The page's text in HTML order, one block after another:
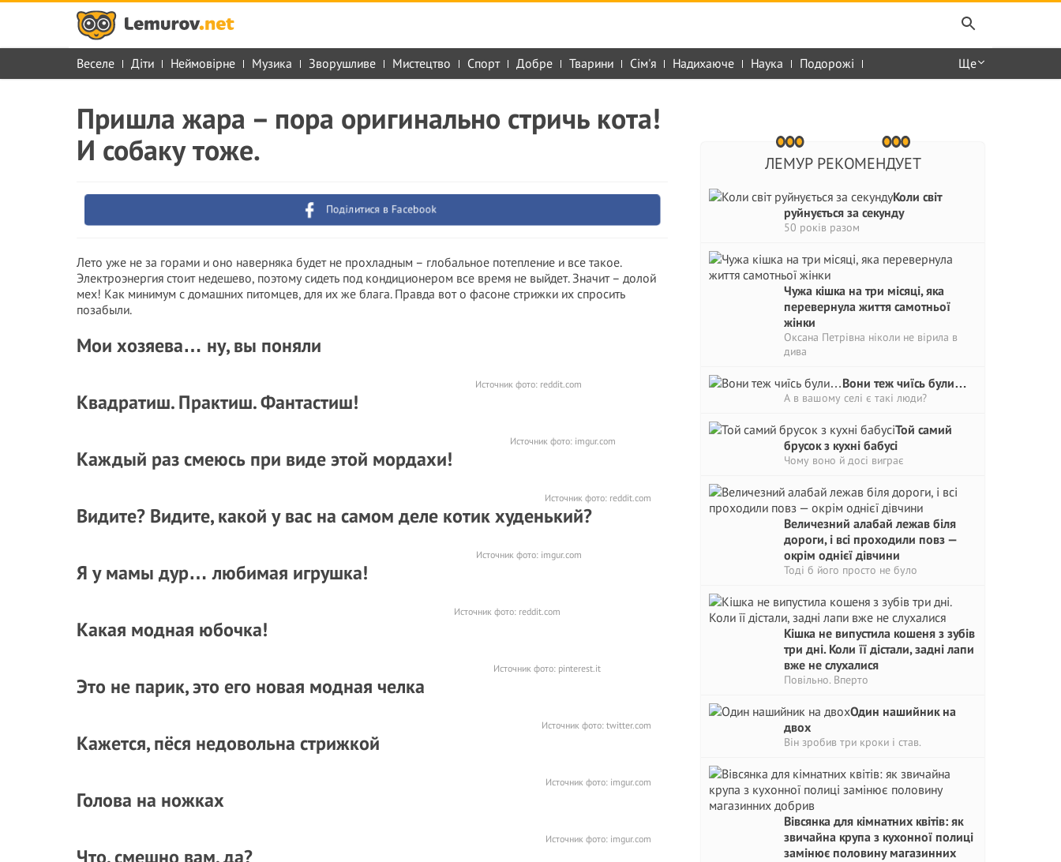
Веселе Діти Неймовірне Музика Зворушливе Мистецтво Спорт Добре Тварини Сім'я Надихаюче Наука Подорожі Ще
ЛЕМУР РЕКОМЕНДУЕТ
Коли світ
руйнується за секунду
50 років разом
Чужа кішка на три місяці, яка
перевернула життя самотньої
жінки
Оксана Петрівна ніколи не вірила в
дива
Вони теж чиїсь були…
А в вашому селі є такі люди?
Той самий
брусок з кухні бабусі
Чому воно й досі виграє
Величезний алабай лежав біля
дороги, і всі проходили повз —
окрім однієї дівчини
Тоді б його просто не було
Кішка не випустила кошеня з зубів
три дні. Коли її дістали, задні лапи
вже не слухалися
Повільно. Вперто
Один нашийник на
двох
Він зробив три кроки і став.
Вівсянка для кімнатних квітів: як
звичайна крупа з кухонної полиці
замінює половину магазинних
Пришла жара – пора оригинально стричь кота!
И собаку тоже.
Поділитися в Facebook
Лето уже не за горами и оно наверняка будет не прохладным – глобальное потепление и все такое.
Электроэнергия стоит недешево, поэтому сидеть под кондиционером все время не выйдет. Значит – долой
мех! Как минимум с домашних питомцев, для их же блага. Правда вот о фасоне стрижки их спросить
позабыли.
Мои хозяева… ну, вы поняли
Источник фото: reddit.com
Квадратиш. Практиш. Фантастиш!
Источник фото: imgur.com
Каждый раз смеюсь при виде этой мордахи!
Источник фото: reddit.com
Видите? Видите, какой у вас на самом деле котик худенький?
Источник фото: imgur.com
Я у мамы дур… любимая игрушка!
Источник фото: reddit.com
Какая модная юбочка!
Источник фото: pinterest.it
Это не парик, это его новая модная челка
Источник фото: twitter.com
Кажется, пёся недовольна стрижкой
Источник фото: imgur.com
Голова на ножках
Источник фото: imgur.com
Что, смешно вам, да?